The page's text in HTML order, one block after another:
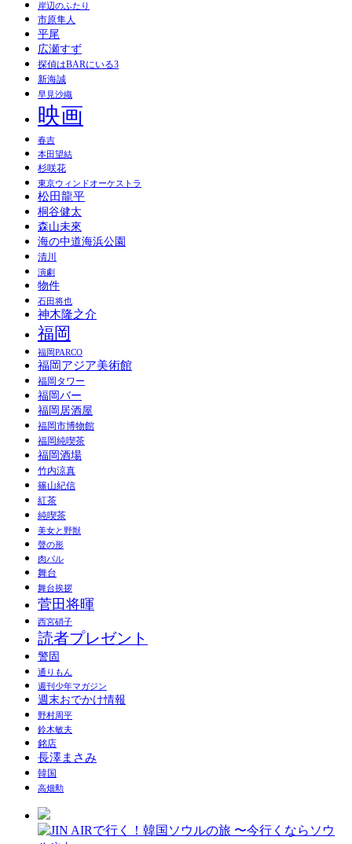
岸辺のふたり
市原隼人
平尾
広瀬すず
探偵はBARにいる3
新海誠
早見沙織
映画
春吉
本田望結
杉咲花
東京ウィンドオーケストラ
松田龍平
桐谷健太
森山未來
海の中道海浜公園
清川
演劇
物件
石田将也
神木隆之介
福岡
福岡PARCO
福岡アジア美術館
福岡タワー
福岡バー
福岡居酒屋
福岡市博物館
福岡純喫茶
福岡酒場
竹内涼真
篠山紀信
紅茶
純喫茶
美女と野獣
聲の形
肉バル
舞台
舞台挨拶
菅田将暉
西宮硝子
読者プレゼント
警固
通りもん
週刊少年マガジン
週末おでかけ情報
野村周平
鈴木敏夫
銘店
長澤まさみ
韓国
高畑勲